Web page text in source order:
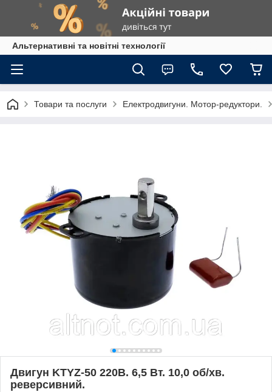
Альтернативні та новітні технології
Товари та послуги Електродвигуни. Мотор-редуктори.
Двигун KTYZ-50 220В. 6,5 Вт. 10,0 об/хв.
реверсивний.